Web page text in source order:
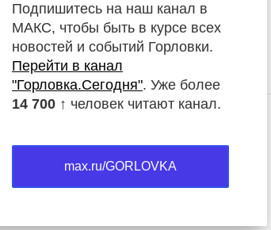
Подпишитесь на наш канал в
МАКС, чтобы быть в курсе всех
новостей и событий Горловки.
Перейти в канал
"Горловка.Сегодня". Уже более
14 700 ↑ человек читают канал.
max.ru/GORLOVKA